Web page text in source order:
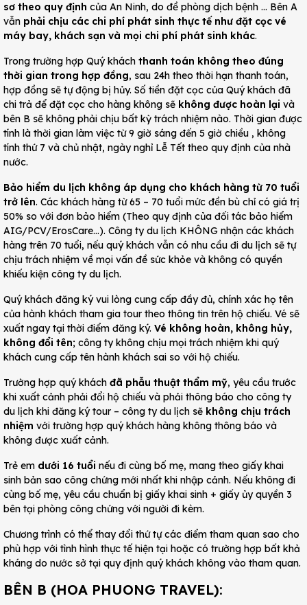
sơ theo quy định của An Ninh, do đề phòng dịch bệnh ... Bên A
vẫn phải chịu các chi phí phát sinh thực tế như đặt cọc vé
máy bay, khách sạn và mọi chi phí phát sinh khác.
Trong trường hợp Quý khách thanh toán không theo đúng
thời gian trong hợp đồng, sau 24h theo thời hạn thanh toán,
hợp đồng sẽ tự động bị hủy. Số tiền đặt cọc của Quý khách đã
chi trả để đặt cọc cho hàng không sẽ không được hoàn lại và
bên B sẽ không phải chịu bất kỳ trách nhiệm nào. Thời gian được
tính là thời gian làm việc từ 9 giờ sáng đến 5 giờ chiều , không
tính thứ 7 và chủ nhật, ngày nghỉ Lễ Tết theo quy định của nhà
nước.
Bảo hiểm du lịch không áp dụng cho khách hàng từ 70 tuổi
trở lên. Các khách hàng từ 65 – 70 tuổi mức đền bù chỉ có giá trị
50% so với đơn bảo hiểm (Theo quy định của đối tác bảo hiểm
AIG/PCV/ErosCare…). Công ty du lịch KHÔNG nhận các khách
hàng trên 70 tuổi, nếu quý khách vẫn có nhu cầu đi du lịch sẽ tự
chịu trách nhiệm về mọi vấn đề sức khỏe và không có quyền
khiếu kiện công ty du lịch.
Quý khách đăng ký vui lòng cung cấp đầy đủ, chính xác họ tên
của hành khách tham gia tour theo thông tin trên hộ chiếu. Vé sẽ
xuất ngay tại thời điểm đăng ký. Vé không hoàn, không hủy,
không đổi tên; công ty không chịu mọi trách nhiệm khi quý
khách cung cấp tên hành khách sai so với hộ chiếu.
Trường hợp quý khách đã phẫu thuật thẩm mỹ, yêu cầu trước
khi xuất cảnh phải đổi hộ chiếu và phải thông báo cho công ty
du lịch khi đăng ký tour – công ty du lịch sẽ không chịu trách
nhiệm với trường hợp quý khách hàng không thông báo và
không được xuất cảnh.
Trẻ em dưới 16 tuổi nếu đi cùng bố mẹ, mang theo giấy khai
sinh bản sao công chứng mới nhất khi nhập cảnh. Nếu không đi
cùng bố mẹ, yêu cầu chuẩn bị giấy khai sinh + giấy ủy quyền 3
bên tại phòng công chứng với người đi kèm.
Chương trình có thể thay đổi thứ tự các điểm tham quan sao cho
phù hợp với tình hình thực tế hiện tại hoặc có trường hợp bất khả
kháng do nước sở tại quy định quý khách không vào tham quan.
BÊN B (HOA PHUONG TRAVEL):